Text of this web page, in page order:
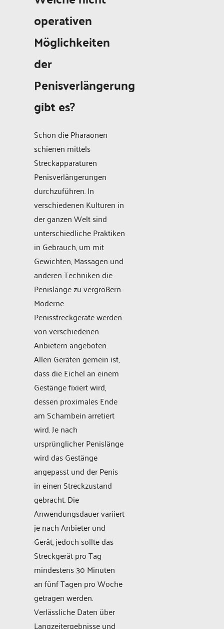
operativen
Möglichkeiten
der
Penisverlängerung
gibt es?
Schon die Pharaonen
schienen mittels
Streckapparaturen
Penisverlängerungen
durchzuführen. In
verschiedenen Kulturen in
der ganzen Welt sind
unterschiedliche Praktiken
in Gebrauch, um mit
Gewichten, Massagen und
anderen Techniken die
Penislänge zu vergrößern.
Moderne
Penisstreckgeräte werden
von verschiedenen
Anbietern angeboten.
Allen Geräten gemein ist,
dass die Eichel an einem
Gestänge fixiert wird,
dessen proximales Ende
am Schambein arretiert
wird. Je nach
ursprünglicher Penislänge
wird das Gestänge
angepasst und der Penis
in einen Streckzustand
gebracht. Die
Anwendungsdauer variiert
je nach Anbieter und
Gerät, jedoch sollte das
Streckgerät pro Tag
mindestens 30 Minuten
an fünf Tagen pro Woche
getragen werden.
Verlässliche Daten über
Langzeitergebnisse und